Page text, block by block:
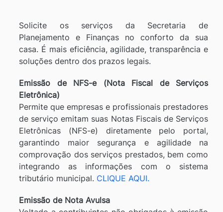
Solicite os serviços da Secretaria de
Planejamento e Finanças no conforto da sua
casa. É mais eficiência, agilidade, transparência e
soluções dentro dos prazos legais.
Emissão de NFS-e (Nota Fiscal de Serviços
Eletrônica)
Permite que empresas e profissionais prestadores
de serviço emitam suas Notas Fiscais de Serviços
Eletrônicas (NFS-e) diretamente pelo portal,
garantindo maior segurança e agilidade na
comprovação dos serviços prestados, bem como
integrando as informações com o sistema
tributário municipal. CLIQUE AQUI.
Emissão de Nota Avulsa